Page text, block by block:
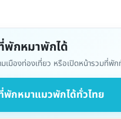
พักหมาพักได้
เมืองท่องเที่ยว หรือเปิดหน้ารวมที่พัก
พักหมาแมวพักได้ทั่วไทย